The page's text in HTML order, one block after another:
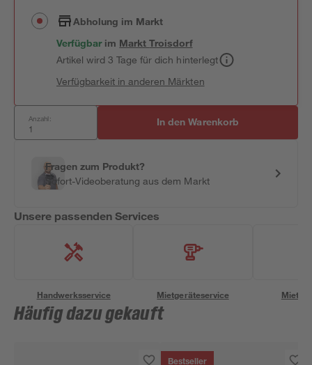
Abholung im Markt
Verfügbar im MarktTroisdorf
Artikel wird 3 Tage für dich hinterlegt
Verfügbarkeit in anderen Märkten
Anzahl: In den Warenkorb
Fragen zum Produkt?
Sofort-Videoberatung aus dem Markt
Unsere passenden Services
Handwerksservice Mietgeräteservice
Häufig dazu gekauft
Bestseller